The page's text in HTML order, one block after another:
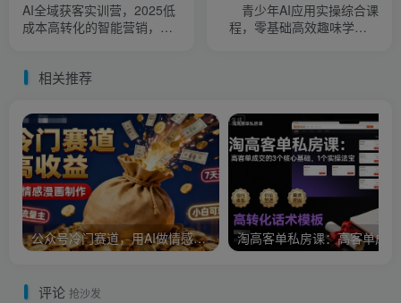
AI全域获客实训营，2025低
成本高转化的智能营销，精
青少年AI应用实操综合课
程，零基础高效趣味学习AI
相关推荐
公众号冷门赛道，用AI做情感漫画，7天开通流量主，操作简单，小白可玩
评论 抢沙发